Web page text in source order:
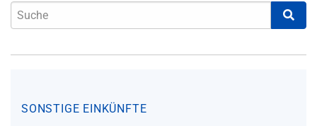
SONSTIGE EINKÜNFTE